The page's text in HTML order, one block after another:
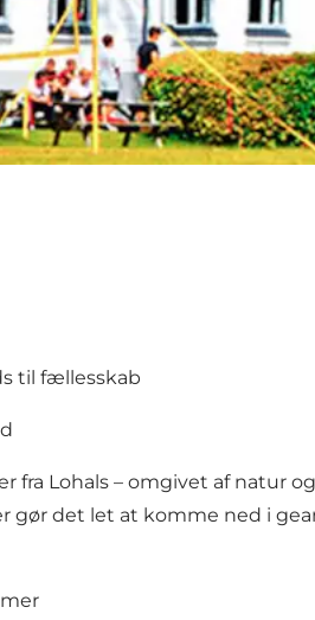
til fællesskab
fra Lohals – omgivet af natur
gør det let at komme ned i